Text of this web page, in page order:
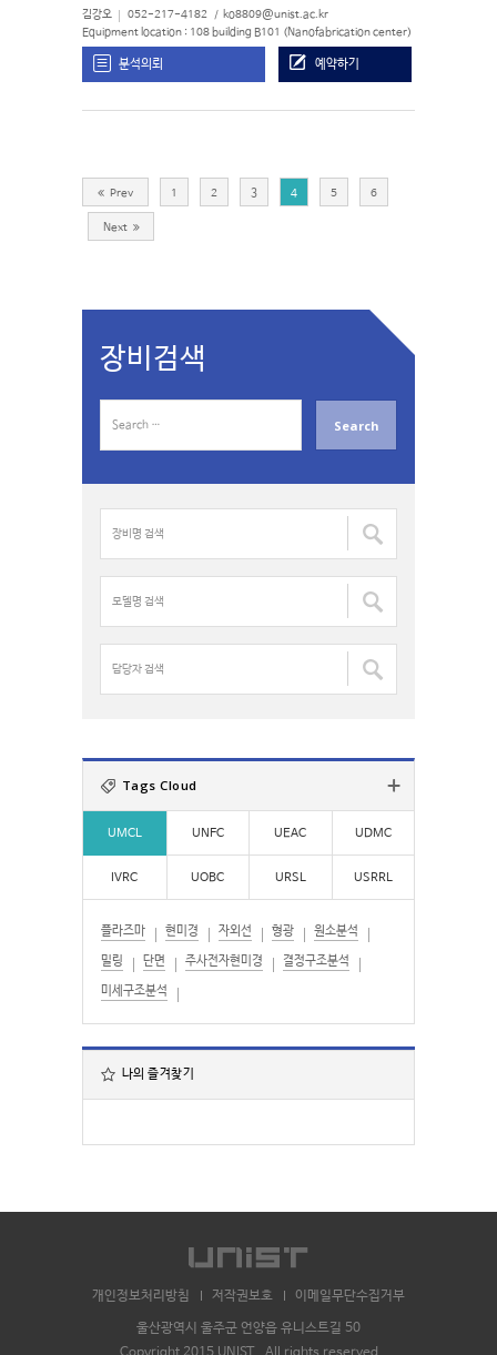
김강오 052-217-4182 ko8809@unist.ac.kr
Equipment location : 108 building B101 (Nanofabrication center)
분석의뢰 예약하기
Prev 1 2 3 4 5 6
Next
장비검색
a
명
색
:
델
명
:자
:
Tags Cloud
UMCL UNFC UEAC UDMC
IVRC UOBC URSL USRRL
플라즈마 현미경 자외선 형광 원소분석
밀링 단면 주사전자현미경 결정구조분석
미세구조분석
나의 즐겨찾기
개인정보처리방침 저작권보호 이메일무단수집거부
울산광역시 울주군 언양읍 유니스트길 50